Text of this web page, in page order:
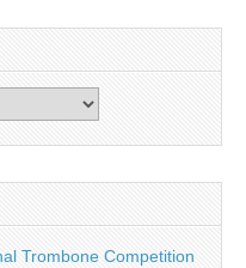
Trombone Competition